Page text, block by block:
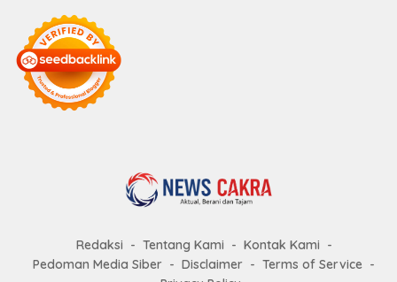
Redaksi Tentang Kami
Kontak Kami
Pedoman Media Siber
Disclaimer
Terms of Service